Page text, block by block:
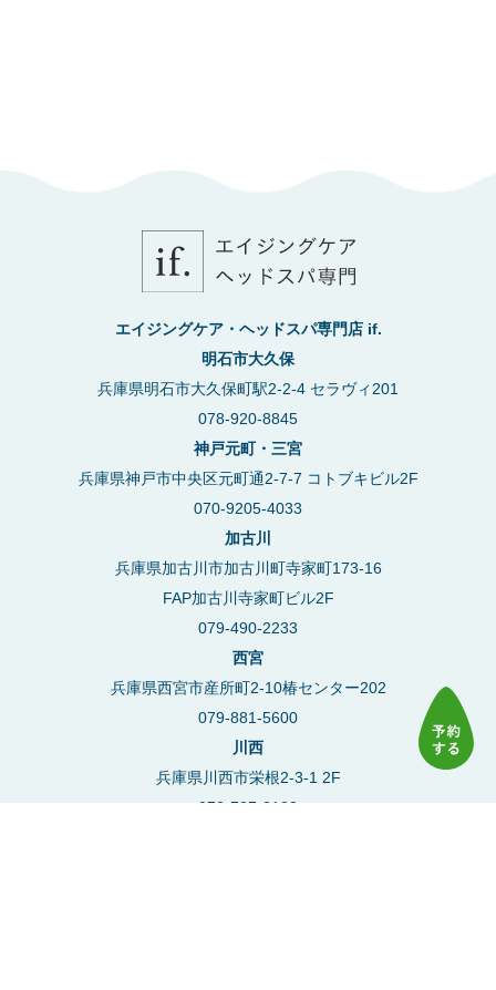
エイジングケア・ヘッドスパ専門店 if.
明石市大久保
兵庫県明石市大久保町駅2-2-4 セラヴィ201
078-920-8845
神戸元町・三宮
兵庫県神戸市中央区元町通2-7-7 コトブキビル2F
070-9205-4033
加古川
兵庫県加古川市加古川町寺家町173-16
FAP加古川寺家町ビル2F
079-490-2233
西宮
兵庫県西宮市産所町2-10椿センター202
079-881-5600
川西
兵庫県川西市栄根2-3-1 2F
072-707-2123